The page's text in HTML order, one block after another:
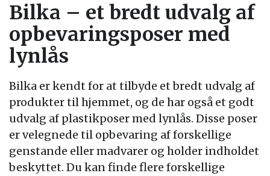
Bilka – et bredt udvalg af
opbevaringsposer med
lynlås
Bilka er kendt for at tilbyde et bredt udvalg af
produkter til hjemmet, og de har også et godt
udvalg af plastikposer med lynlås. Disse poser
er velegnede til opbevaring af forskellige
genstande eller madvarer og holder indholdet
beskyttet. Du kan finde flere forskellige